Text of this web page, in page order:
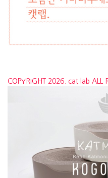
COPYRIGHT 2026. cat lab ALL
복사, 재배포, 2차 변경을 금합니